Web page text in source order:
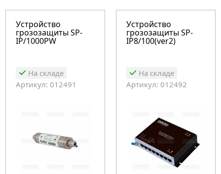
Устройство
грозозащиты SP-
IP/1000PW
На складе
Артикул: 012491
Устройство
грозозащиты SP-
IP8/100(ver2)
На складе
Артикул: 012492